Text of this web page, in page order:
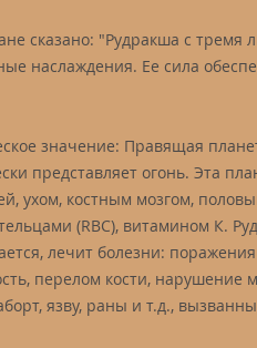
сказано: "Рудракша с тремя
наслаждения. Ее сила
значение: Правящая
представляет огонь. Эта
ухом, костным мозгом,
(RBC), витамином К.
лечит болезни:
перелом кости, нарушение
язву, раны и т.д.,